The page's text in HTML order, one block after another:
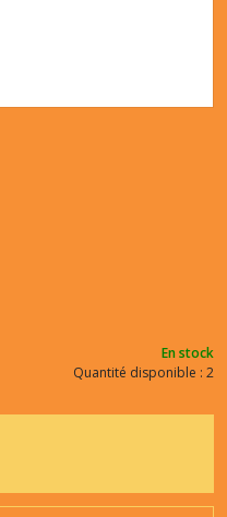
En stock
Quantité disponible : 2